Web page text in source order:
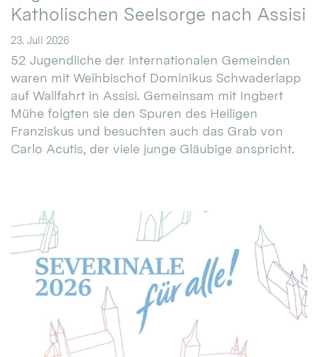
Katholischen Seelsorge nach Assisi
23. Juli 2026
52 Jugendliche der internationalen Gemeinden
waren mit Weihbischof Dominikus Schwaderlapp
auf Wallfahrt in Assisi. Gemeinsam mit Ingbert
Mühe folgten sie den Spuren des Heiligen
Franziskus und besuchten auch das Grab von
Carlo Acutis, der viele junge Gläubige anspricht.